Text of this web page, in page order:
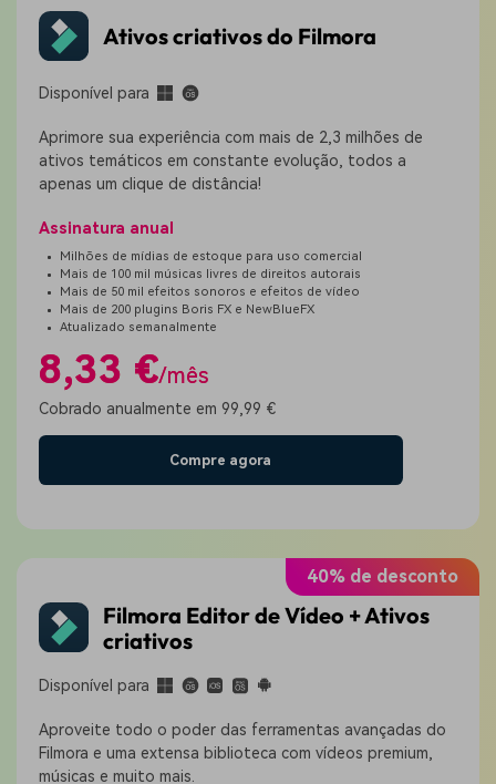
Ativos criativos do Filmora
Disponível para
Aprimore sua experiência com mais de 2,3 milhões de
ativos temáticos em constante evolução, todos a
apenas um clique de distância!
Assinatura anual
Milhões de mídias de estoque para uso comercial
Mais de 100 mil músicas livres de direitos autorais
Mais de 50 mil efeitos sonoros e efeitos de vídeo
Mais de 200 plugins Boris FX e NewBlueFX
Atualizado semanalmente
8,33 €/mês
Cobrado anualmente em 99,99 €
Compre agora
40% de desconto
Filmora Editor de Vídeo + Ativos
criativos
Disponível para
Aproveite todo o poder das ferramentas avançadas do
Filmora e uma extensa biblioteca com vídeos premium,
músicas e muito mais.